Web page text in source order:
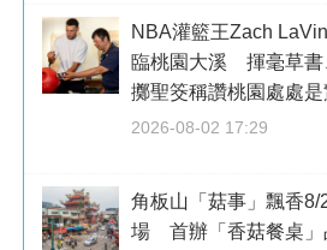
NBA灌籃王Zach
臨桃園大溪 揮毫草書
擲聖筊稱讚桃園處處
2026-08-02 17:29
角板山「菇事」飄香8/
場 首辦「香菇餐桌」